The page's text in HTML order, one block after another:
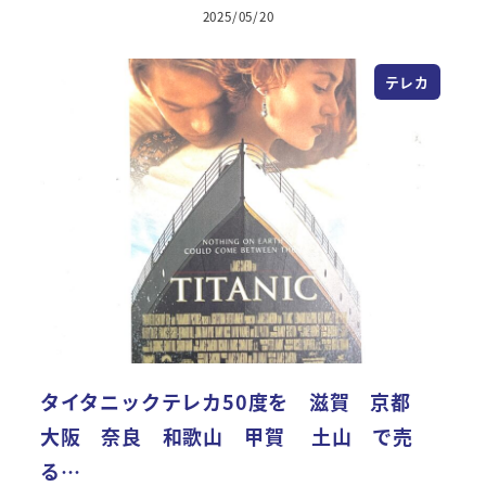
投稿日
2025/05/20
テレカ
タイタニックテレカ50度を 滋賀 京都
大阪 奈良 和歌山 甲賀 土山 で売
る…